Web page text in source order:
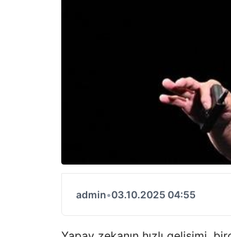
admin•03.10.2025 04:55